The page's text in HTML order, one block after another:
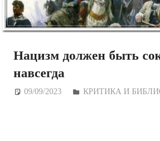
Нацизм должен быть
навсегда
09/09/2023 Дежурный по
КРИТИКА И